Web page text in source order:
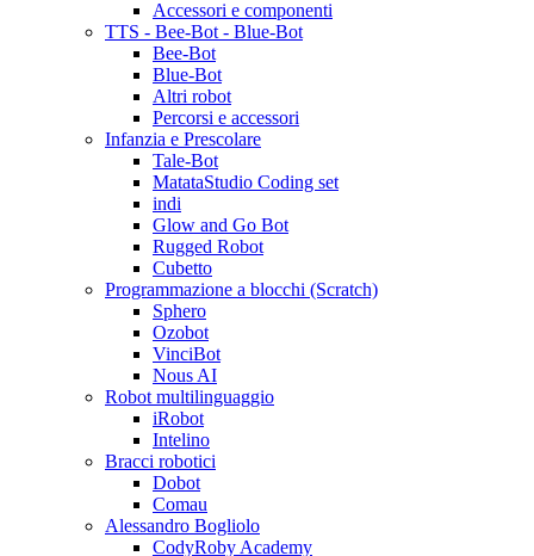
Accessori e componenti
TTS - Bee-Bot - Blue-Bot
Bee-Bot
Blue-Bot
Altri robot
Percorsi e accessori
Infanzia e Prescolare
Tale-Bot
MatataStudio Coding set
indi
Glow and Go Bot
Rugged Robot
Cubetto
Programmazione a blocchi (Scratch)
Sphero
Ozobot
VinciBot
Nous AI
Robot multilinguaggio
iRobot
Intelino
Bracci robotici
Dobot
Comau
Alessandro Bogliolo
CodyRoby Academy